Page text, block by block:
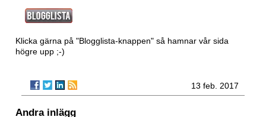
Klicka gärna på "Blogglista-knappen" så hamnar vår sida
högre upp ;-)
13 feb. 2017
Andra inlägg